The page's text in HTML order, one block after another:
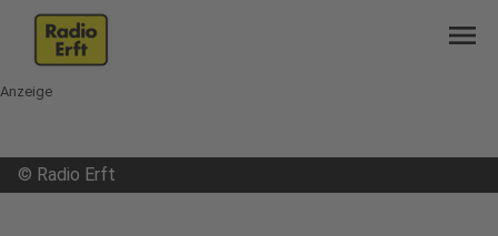
menu
Anzeige
© Radio Erft